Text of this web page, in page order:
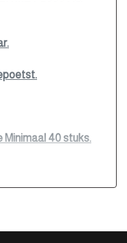
40 stuks.
u klaar.
maken.